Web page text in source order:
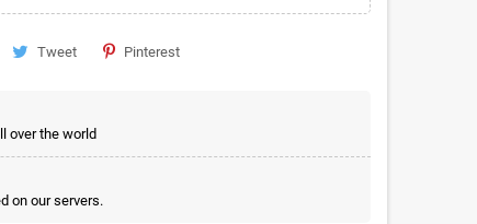
Tweet Pinterest
over the world
on our servers.